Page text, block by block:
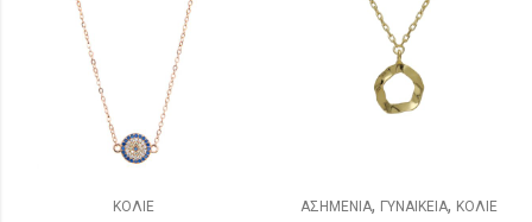
ΚΟΛΙΕ ΑΣΗΜΕΝΙΑ, ΓΥΝΑΙΚΕΙΑ, ΚΟΛΙΕ